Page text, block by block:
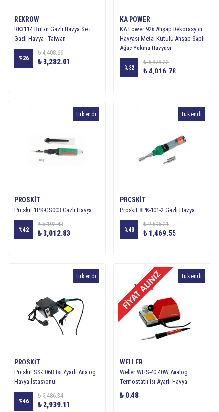
REKROW
RK3114 Butan Gazlı Havya Seti
Gazlı Havya - Taiwan
%26
₺ 4,408.66
₺ 3,282.01
KA POWER
KA Power 926 Ahşap Dekorasyon
Havyası Metal Kutulu Ahşap Saplı
Ağaç Yakma Havyası
%32
₺ 5,878.22
₺ 4,016.78
Tükendi
PROSKIT
Proskit 1PK-GS003 Gazlı Havya
%42
₺ 5,192.43
₺ 3,012.83
Tükendi
PROSKIT
Proskit 8PK-101-2 Gazlı Havya
%43
₺ 2,596.21
₺ 1,469.55
Tükendi
PROSKIT
Proskit SS-306B Isı Ayarlı Analog
Havya İstasyonu
%46
₺ 5,486.34
₺ 2,939.11
Tükendi
WELLER
Weller WHS-40 40W Analog
Termostatlı Isı Ayarlı Havya
₺ 0.48